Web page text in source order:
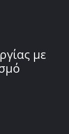
με